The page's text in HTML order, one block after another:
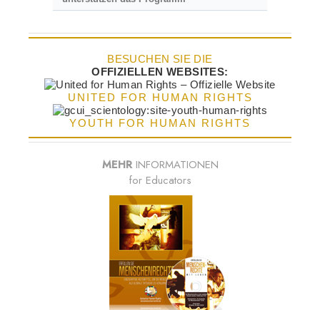
BESUCHEN SIE DIE
OFFIZIELLEN WEBSITES:
UNITED FOR HUMAN RIGHTS
YOUTH FOR HUMAN RIGHTS
MEHR INFORMATIONEN
for Educators